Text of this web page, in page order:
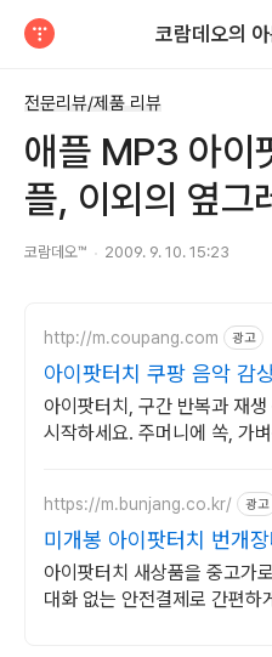
코람데오의
전문리뷰/제품 리뷰
애플 MP3 아이
플, 이외의 옆그
코람데오™ 2009. 9. 10. 15:23
http://m.coupang.com 광고
아이팟터치 쿠팡 음악 감
아이팟터치, 구간 반복과 재
시작하세요. 주머니에 쏙, 가
https://m.bunjang.co.kr/ 광고
미개봉 아이팟터치 번개
브랜드 중고거래
아이팟터치 새상품을 중고가
대화 없는 안전결제로 간편하